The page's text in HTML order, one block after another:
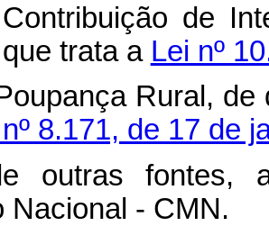
de
trata a Lei nº
Rural,
8.171, de 17 de
outras fontes,
Nacional - CMN.